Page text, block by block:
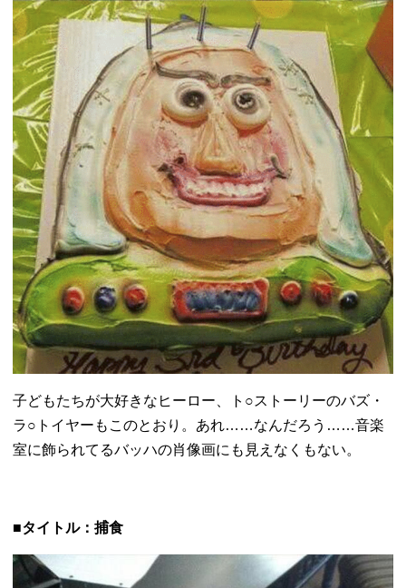
子どもたちが大好きなヒーロー、ト○ストーリーのバズ・
ラ○ トイヤーもこのとおり。あれ……なんだろう……音楽
室に飾られてるバッハの肖像画にも見えなくもない。
■タイトル：捕食